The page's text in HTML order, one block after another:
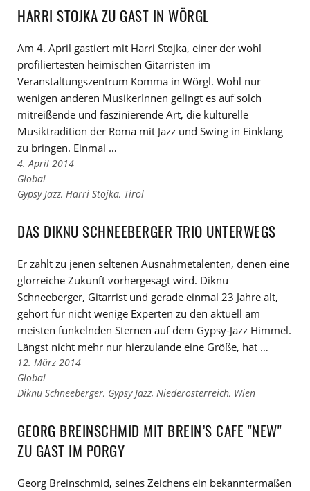
Tags
HARRI STOJKA ZU GAST IN WÖRGL
Am 4. April gastiert mit Harri Stojka, einer der wohl
profiliertesten heimischen Gitarristen im
Veranstaltungszentrum Komma in Wörgl. Wohl nur
wenigen anderen MusikerInnen gelingt es auf solch
mitreißende und faszinierende Art, die kulturelle
Musiktradition der Roma mit Jazz und Swing in Einklang
zu bringen. Einmal …
4. April 2014
Links
zu
Kategorien
Global
Links
den
Tags
Gypsy Jazz, Harri Stojka, Tirol
DAS DIKNU SCHNEEBERGER TRIO UNTERWEGS
Er zählt zu jenen seltenen Ausnahmetalenten, denen eine
glorreiche Zukunft vorhergesagt wird. Diknu
Schneeberger, Gitarrist und gerade einmal 23 Jahre alt,
gehört für nicht wenige Experten zu den aktuell am
meisten funkelnden Sternen auf dem Gypsy-Jazz Himmel.
Längst nicht mehr nur hierzulande eine Größe, hat …
12. März 2014
Links
zu
Kategorien
Global
Links
den
Tags
Diknu Schneeberger, Gypsy Jazz, Niederösterreich, Wien
GEORG BREINSCHMID MIT BREIN’S CAFE "NEW"
ZU GAST IM PORGY
Georg Breinschmid, seines Zeichens ein bekanntermaßen